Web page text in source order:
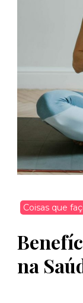
Coisas que
na